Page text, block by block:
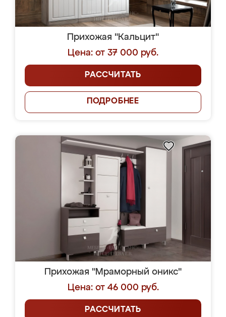
Прихожая "Кальцит"
Цена: от 37 000 руб.
РАССЧИТАТЬ
ПОДРОБНЕЕ
Прихожая "Мраморный оникс"
Цена: от 46 000 руб.
РАССЧИТАТЬ